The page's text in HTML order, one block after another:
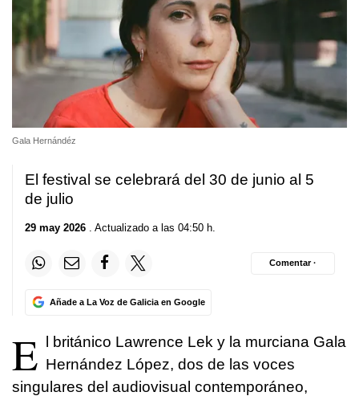
Gala Hernándéz
El festival se celebrará del 30 de junio al 5
de julio
29 may 2026 . Actualizado a las 04:50 h.
Añade a La Voz de Galicia en Google
Comentar ·
E l británico Lawrence Lek y la murciana Gala
Hernández López, dos de las voces
singulares del audiovisual contemporáneo,